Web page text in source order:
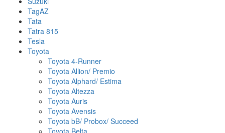
TagAZ
Tata
Tatra 815
Tesla
Toyota
Toyota 4-Runner
Toyota Allion/ Premio
Toyota Alphard/ Estima
Toyota Altezza
Toyota Auris
Toyota Avensis
Toyota bB/ Probox/ Succeed
Toyota Belta